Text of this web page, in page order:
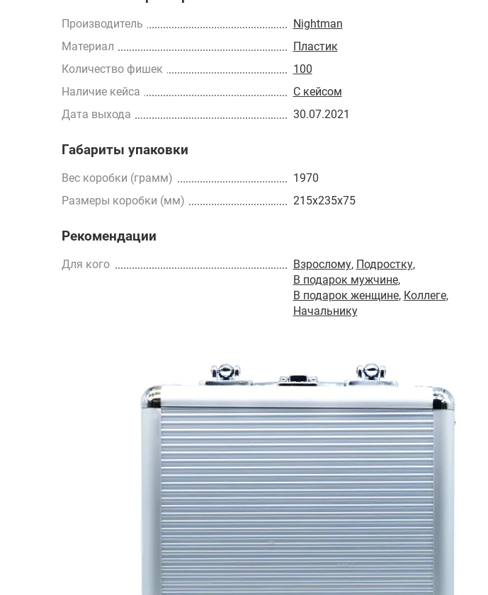
Производитель
Nightman
Материал
Пластик
Количество фишек
100
Наличие кейса
С кейсом
Дата выхода
30.07.2021
Габариты упаковки
Вес коробки (грамм)
1970
Размеры коробки (мм)
215x235x75
Рекомендации
Для кого Взрослому, Подростку,
В подарок мужчине,
В подарок женщине, Коллеге,
Начальнику